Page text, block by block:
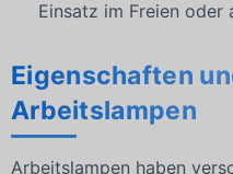
Einsatz im Freien oder
Eigenschaften
Arbeitslampen
Arbeitslampen haben